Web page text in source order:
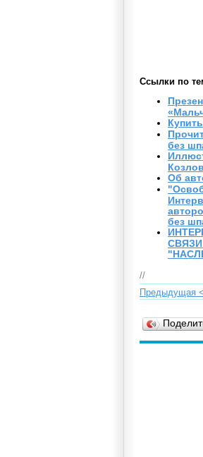
Ссылки по
без
Об
без
//
Предыдущая